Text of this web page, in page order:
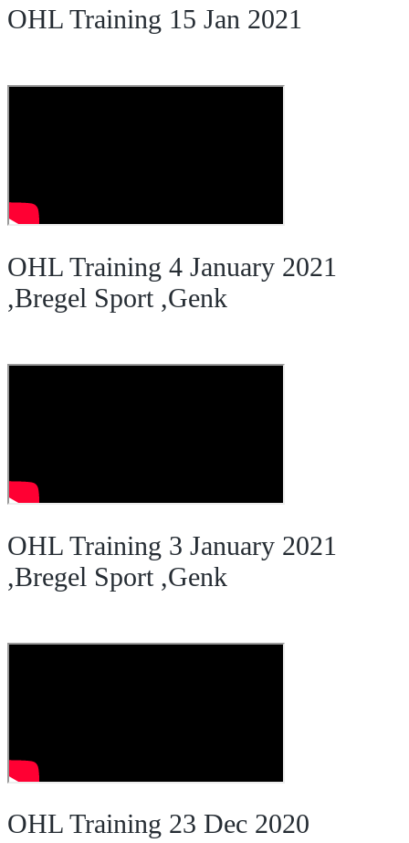
OHL Training 15 Jan 2021
OHL Training 4 January 2021
,Bregel Sport ,Genk
OHL Training 3 January 2021
,Bregel Sport ,Genk
OHL Training 23 Dec 2020